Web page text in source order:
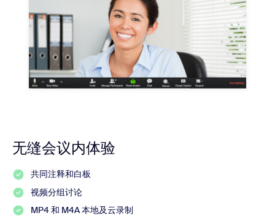
无缝会议内体验
共同注释和白板
视频分组讨论
MP4 和 M4A 本地及云录制